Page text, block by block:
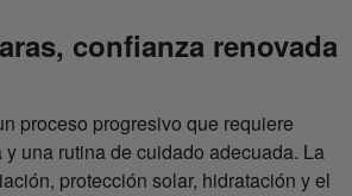
confianza renovada
proceso progresivo que requiere
una rutina de cuidado adecuada. La
protección solar, hidratación y el